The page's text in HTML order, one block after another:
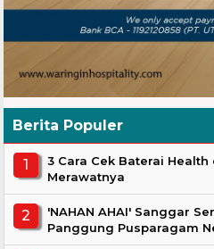
Berita Populer
3 Cara Cek Baterai
Merawatnya
'NAHAN AHAI' Sanggar
Panggung Pusparagam